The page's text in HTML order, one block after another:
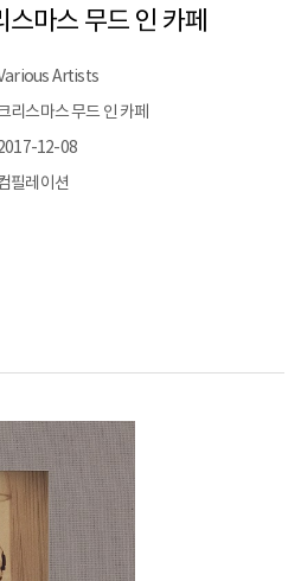
마스 무드 인 카페
Artists
리스마스 무드 인 카페
12-08
필레이션